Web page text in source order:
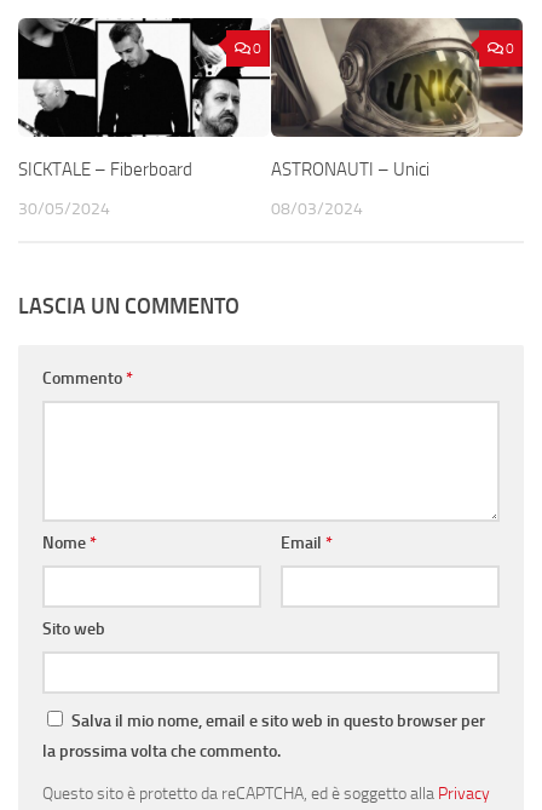
0
SICKTALE – Fiberboard
30/05/2024
0
ASTRONAUTI – Unici
08/03/2024
LASCIA UN COMMENTO
Commento*
Nome* Email *
Sito web
Salva il mio nome, email e sito web in questo browser per
la prossima volta che commento.
Questo sito è protetto da reCAPTCHA, ed è soggetto alla Privacy